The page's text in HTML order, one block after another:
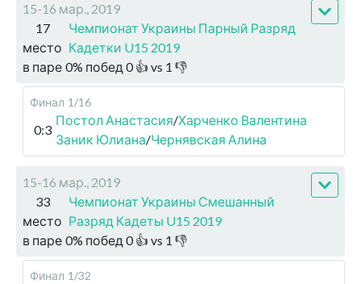
15-16 мар., 2019
17
место
Чемпионат Украины Парный Разряд
Кадетки U15 2019
в паре 0% побед 0👍 vs 1 👎
Финал 1/16
0:3
Постол Анастасия/Харченко Валентина
Заник Юлиана/Чернявская Алина
15-16 мар., 2019
33
место
Чемпионат Украины Смешанный
Разряд Кадеты U15 2019
в паре 0% побед 0👍 vs 1 👎
Финал 1/32